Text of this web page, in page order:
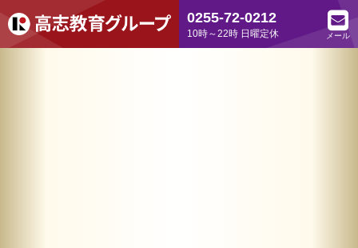
0255-72-0212
10時～22時 日曜定休 メール